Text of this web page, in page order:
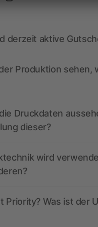
derzeit aktive
Produktion
Druckdaten
dieser?
wird
Priority? Was ist der